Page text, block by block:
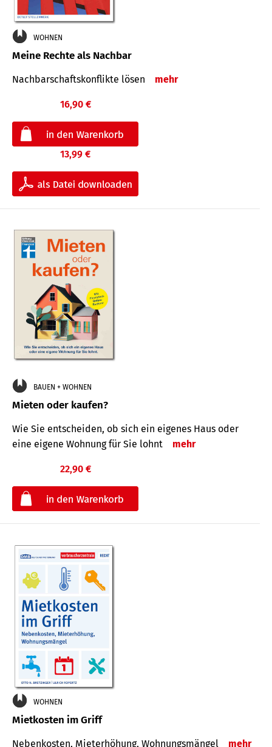
WOHNEN
Meine Rechte als Nachbar
Nach­bar­schafts­konflikte lösen mehr
16,90 €
13,99 €
BAUEN + WOHNEN
Mieten oder kaufen?
Wie Sie entscheiden, ob sich ein eigenes Haus oder
eine eigene Wohnung für Sie lohnt
mehr
22,90 €
WOHNEN
Mietkosten im Griff
Nebenkosten, Mieterhöhung, Wohnungsmängel mehr